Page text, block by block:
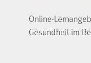
Online-
Gesundheit im